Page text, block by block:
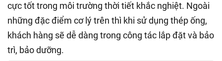
cực tốt trong môi trường thời tiết khắc nghiệt. Ngoài
những đặc điểm cơ lý trên thì khi sử dụng thép ống,
khách hàng sẽ dễ dàng trong công tác lắp đặt và bảo
trì, bảo dưỡng.